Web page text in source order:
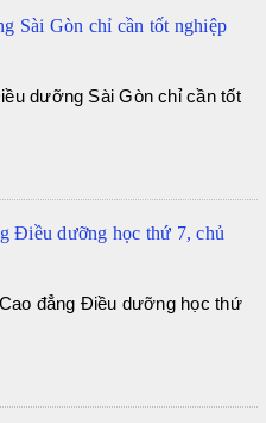
dưỡng Sài Gòn chỉ cần tốt
đẳng Điều dưỡng học thứ